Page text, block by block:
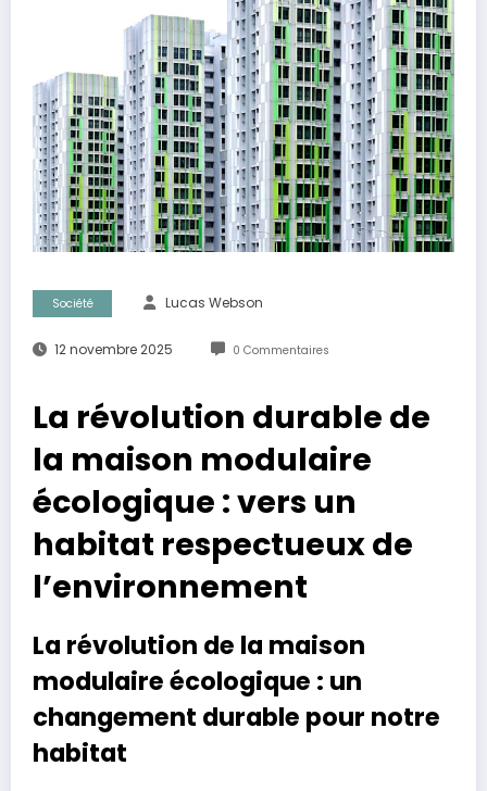
Société Lucas Webson
12 novembre 2025 0 Commentaires
La révolution durable de
la maison modulaire
écologique : vers un
habitat respectueux de
l’environnement
La révolution de la maison
modulaire écologique : un
changement durable pour notre
habitat